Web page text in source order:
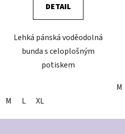
DETAIL
Lehká pánská voděodolná
bunda s celoplošným
potiskem
M L XL
M
Z